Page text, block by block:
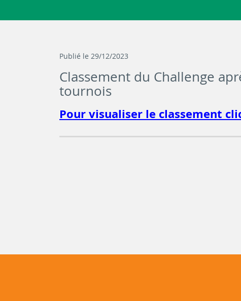
Publié le 29/12/2023
Classement du Challenge
tournois
Pour visualiser le classement